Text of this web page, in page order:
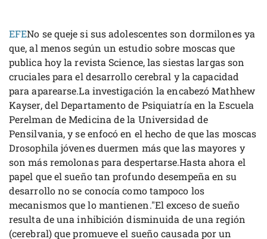
EFENo se queje si sus adolescentes son dormilones ya
que, al menos según un estudio sobre moscas que
publica hoy la revista Science, las siestas largas son
cruciales para el desarrollo cerebral y la capacidad
para aparearse.La investigación la encabezó Mathhew
Kayser, del Departamento de Psiquiatría en la Escuela
Perelman de Medicina de la Universidad de
Pensilvania, y se enfocó en el hecho de que las moscas
Drosophila jóvenes duermen más que las mayores y
son más remolonas para despertarse.Hasta ahora el
papel que el sueño tan profundo desempeña en su
desarrollo no se conocía como tampoco los
mecanismos que lo mantienen."El exceso de sueño
resulta de una inhibición disminuida de una región
(cerebral) que promueve el sueño causada por un